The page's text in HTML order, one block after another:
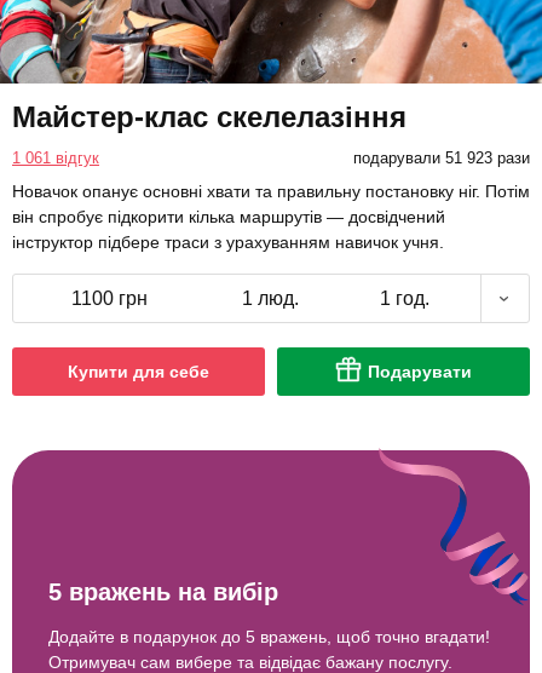
Майстер-клас скелелазіння
1 061 відгук подарували 51 923 рази
Новачок опанує основні хвати та правильну постановку ніг. Потім
він спробує підкорити кілька маршрутів — досвідчений
інструктор підбере траси з урахуванням навичок учня.
1100 грн 1 люд. 1 год.
Купити для себе Подарувати
5 вражень на вибір
Додайте в подарунок до 5 вражень, щоб точно вгадати!
Отримувач сам вибере та відвідає бажану послугу.